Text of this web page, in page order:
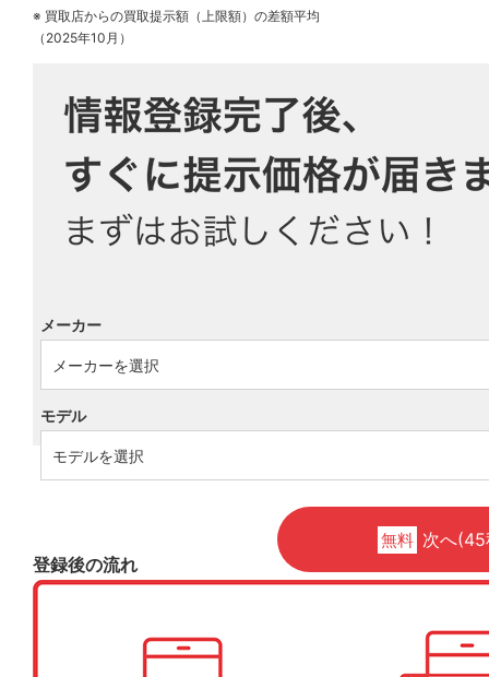
※ 買取店からの買取提示額（上限額）の差額平均
（2025年10月）
メーカー
モデル
無料 次へ
登録後の流れ